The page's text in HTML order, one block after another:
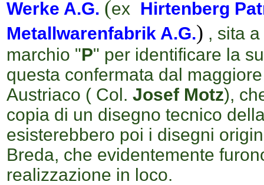
Werke A.G. (ex Hirtenberg
Metallwarenfabrik A.G.) , sita a
marchio "P" per identificare la
questa confermata dal
Austriaco ( Col. Josef Motz),
copia di un disegno tecnico
esisterebbero poi i disegni
Breda, che evidentemente
realizzazione in loco.